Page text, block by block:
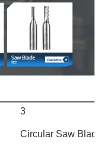
3
Circular Saw Blade